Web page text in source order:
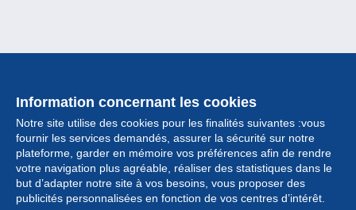
Information concernant les cookies
Notre site utilise des cookies pour les finalités suivantes :vous
fournir les services demandés, assurer la sécurité sur notre
plateforme, garder en mémoire vos préférences afin de rendre
votre navigation plus agréable, réaliser des statistiques dans le
but d’adapter notre site à vos besoins, vous proposer des
publicités personnalisées en fonction de vos centres d’intérêt.
Collection